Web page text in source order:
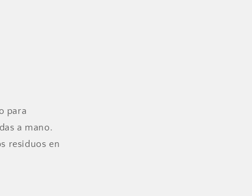
para
a mano.
residuos en